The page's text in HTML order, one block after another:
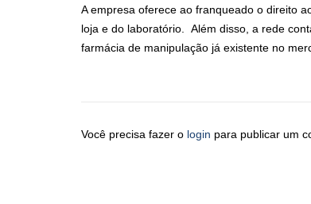
A empresa oferece ao franqueado o direito
loja e do laboratório. Além disso, a rede
farmácia de manipulação já existente no
Você precisa fazer o login para publicar um